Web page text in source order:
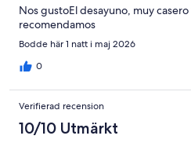
Nos gustoEl desayuno, muy
recomendamos
Bodde här 1 natt i maj 2026
0
Verifierad recension
10/10 Utmärkt